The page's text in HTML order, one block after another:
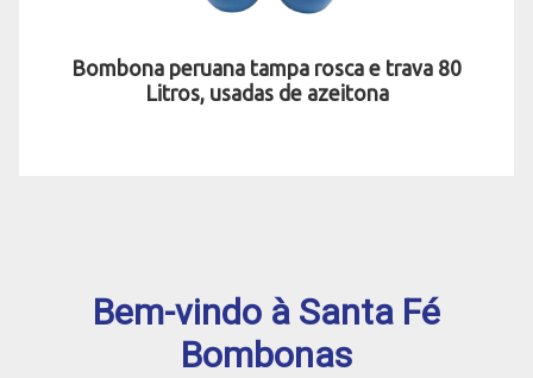
Bombona peruana tampa rosca e trava 80
Litros, usadas de azeitona
Bem-vindo à Santa Fé
Bombonas